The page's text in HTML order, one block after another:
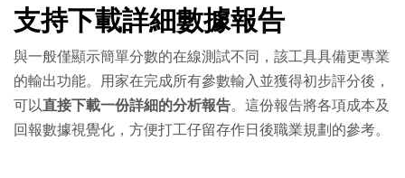
支持下載詳細數據報告
與一般僅顯示簡單分數的在線測試不同，該工具具備更專業
的輸出功能。用家在完成所有參數輸入並獲得初步評分後，
可以直接下載一份詳細的分析報告。這份報告將各項成本及
回報數據視覺化，方便打工仔留存作日後職業規劃的參考。